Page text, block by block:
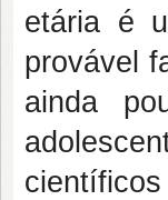
etária é
provável
ainda